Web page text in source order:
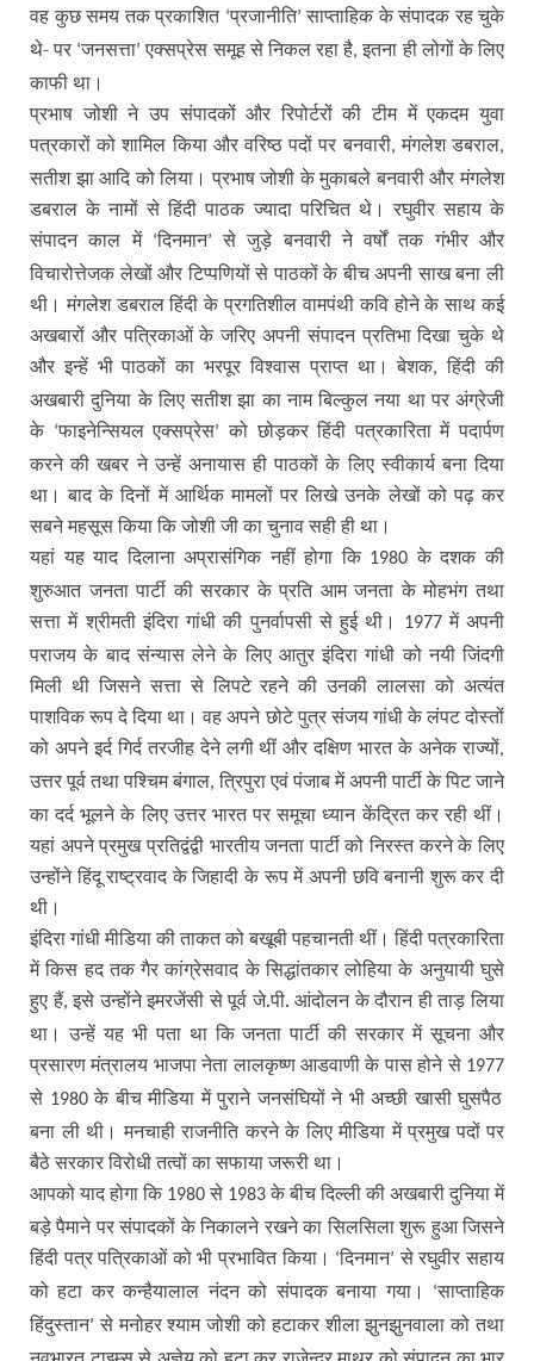
वह कुछ समय तक प्रकाशित ‘प्रजानीति’साप्ताहिक के संपादक रह चुके
थे- पर ‘जनसत्ता’एक्सप्रेस समूह से निकल रहा है,इतना ही लोगों के लिए
काफी था।
प्रभाष जोशी ने उप संपादकों और रिपोर्टरों की टीम में एकदम युवा
पत्रकारों को शामिल किया और वरिष्ठ पदों पर बनवारी,मंगलेश डबराल,
सतीश झा आदि को लिया। प्रभाष जोशी के मुकाबले बनवारी और मंगलेश
डबराल के नामों से हिंदी पाठक ज्यादा परिचित थे। रघुवीर सहाय के
संपादन काल में ‘दिनमान’से जुड़े बनवारी ने वर्षों तक गंभीर और
विचारोत्तेजक लेखों और टिप्पणियों से पाठकों के बीच अपनी साख बना ली
थी। मंगलेश डबराल हिंदी के प्रगतिशील वामपंथी कवि होने के साथ कई
अखबारों और पत्रिकाओं के जरिए अपनी संपादन प्रतिभा दिखा चुके थे
और इन्हें भी पाठकों का भरपूर विश्वास प्राप्त था। बेशक,हिंदी की
अखबारी दुनिया के लिए सतीश झा का नाम बिल्कुल नया था पर अंग्रेजी
के ‘फाइनेन्सियल एक्सप्रेस’को छोड़कर हिंदी पत्रकारिता में पदार्पण
करने की खबर ने उन्हें अनायास ही पाठकों के लिए स्वीकार्य बना दिया
था। बाद के दिनों में आर्थिक मामलों पर लिखे उनके लेखों को पढ़ कर
सबने महसूस किया कि जोशी जी का चुनाव सही ही था।
यहां यह याद दिलाना अप्रासंगिक नहीं होगा कि 1980 के दशक की
शुरुआत जनता पार्टी की सरकार के प्रति आम जनता के मोहभंग तथा
सत्ता में श्रीमती इंदिरा गांधी की पुनर्वापसी से हुई थी।
1977में अपनी
पराजय के बाद संन्यास लेने के लिए आतुर इंदिरा गांधी को नयी जिंदगी
मिली थी जिसने सत्ता से लिपटे रहने की उनकी लालसा को अत्यंत
पाशविक रूप दे दिया था। वह अपने छोटे पुत्र संजय गांधी के लंपट दोस्तों
को अपने इर्द गिर्द तरजीह देने लगी थीं और दक्षिण भारत के अनेक राज्यों,
उत्तर पूर्व तथा पश्चिम बंगाल,त्रिपुरा एवं पंजाब में अपनी पार्टी के पिट जाने
का दर्द भूलने के लिए उत्तर भारत पर समूचा ध्यान केंद्रित कर रही थीं।
यहां अपने प्रमुख प्रतिद्वंद्वी भारतीय जनता पार्टी को निरस्त करने के लिए
उन्होंने हिंदू राष्ट्रवाद के जिहादी के रूप में अपनी छवि बनानी शुरू कर दी
थी।
इंदिरा गांधी मीडिया की ताकत को बखूबी पहचानती थीं। हिंदी पत्रकारिता
में किस हद तक गैर कांग्रेसवाद के सिद्धांतकार लोहिया के अनुयायी घुसे
हुए हैं,इसे उन्होंने इमरजेंसी से पूर्व जे.पी. आंदोलन के दौरान ही ताड़ लिया
था। उन्हें यह भी पता था कि जनता पार्टी की सरकार में सूचना और
प्रसारण मंत्रालय भाजपा नेता लालकृष्ण आडवाणी के पास होने से 1977
से 1980के बीच मीडिया में पुराने जनसंघियों ने भी अच्छी खासी घुसपैठ
बना ली थी। मनचाही राजनीति करने के लिए मीडिया में प्रमुख पदों पर
बैठे सरकार विरोधी तत्वों का सफाया जरूरी था।
आपको याद होगा कि 1980से 1983के बीच दिल्ली की अखबारी दुनिया में
बड़े पैमाने पर संपादकों के निकालने रखने का सिलसिला शुरू हुआ जिसने
हिंदी पत्र पत्रिकाओं को भी प्रभावित किया। ‘दिनमान’से रघुवीर सहाय
को हटा कर कन्हैयालाल नंदन को संपादक बनाया गया।
‘साप्ताहिक
हिंदुस्तान’से मनोहर श्याम जोशी को हटाकर शीला झुनझुनवाला को तथा